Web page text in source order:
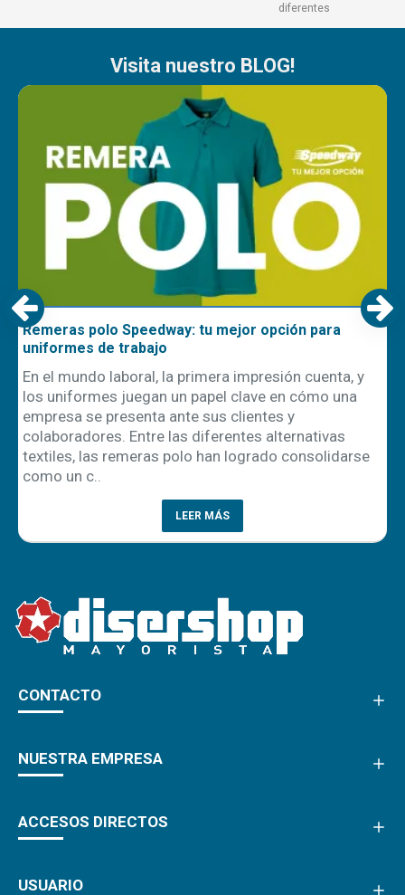
diferentes
Visita nuestro BLOG!
Remeras polo Speedway: tu mejor opción para
uniformes de trabajo
En el mundo laboral, la primera impresión cuenta, y
los uniformes juegan un papel clave en cómo una
empresa se presenta ante sus clientes y
colaboradores. Entre las diferentes alternativas
textiles, las remeras polo han logrado consolidarse
como un c..
LEER MÁS
CONTACTO
NUESTRA EMPRESA
ACCESOS DIRECTOS
USUARIO